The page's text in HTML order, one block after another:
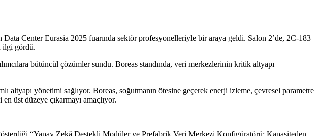
Center Eurasia 2025 fuarında sektör profesyonelleriyle bir araya geldi. Salon 2’de, 2C-183
ilgi gördü.
bütüncül çözümler sundu. Boreas standında, veri merkezlerinin kritik altyapı
yönetimi sağlıyor. Boreas, soğutmanın ötesine geçerek enerji izleme, çevresel parametre
üst düzeye çıkarmayı amaçlıyor.
“Yapay Zekâ Destekli Modüler ve Prefabrik Veri Merkezi Konfigüratörü: Kapasiteden